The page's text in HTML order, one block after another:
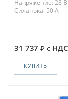
Напряжение: 28 В
Сила тока: 50 A
31 737 с НДС
КУПИТЬ